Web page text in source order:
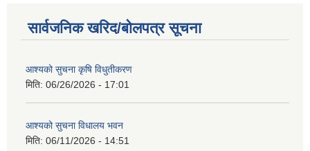
सार्वजनिक खरिद/बोलपत्र सूचना
आश्यको सुचना कृषि विधुतीकरण
मिति: 06/26/2026 - 17:01
आश्यको सुचना विधालय भवन
मिति: 06/11/2026 - 14:51